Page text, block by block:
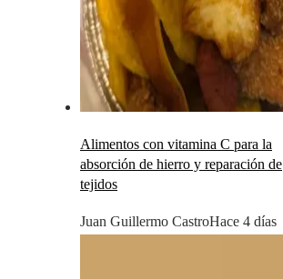
Alimentos con vitamina C para la
absorción de hierro y reparación de
tejidos
Juan Guillermo CastroHace 4 días